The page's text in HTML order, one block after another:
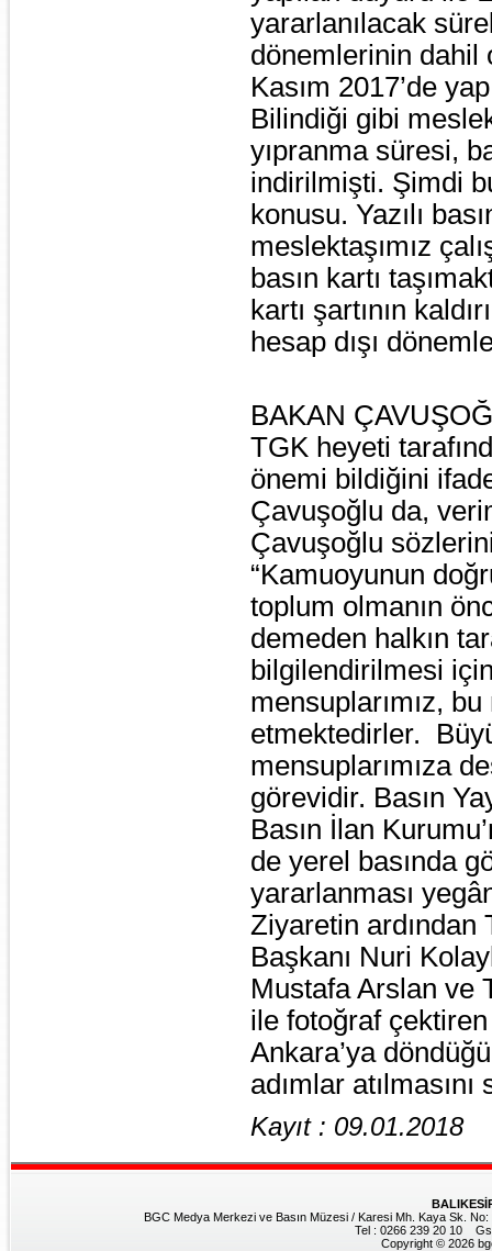
yararlanılacak
dönemlerinin dahil
Kasım 2017’de
Bilindiği gibi
yıpranma süresi,
indirilmişti. Şimdi
konusu. Yazılı
meslektaşımız
basın kartı
kartı şartının
hesap dışı
BAKAN
TGK heyeti
önemi bildiğini
Çavuşoğlu da,
Çavuşoğlu
“Kamuoyunun
toplum olmanın
demeden halkın
bilgilendirilmesi
mensuplarımız,
etmektedirler.
mensuplarımıza
görevidir. Basın
Basın İlan
de yerel basında
yararlanması
Ziyaretin
Başkanı Nuri
Mustafa Arslan ve
ile fotoğraf çektiren
Ankara’ya
adımlar
Kayıt : 09.01.2018
BGC Medya Merkezi ve Basın Müzesi / Karesi Mh. Kaya Sk.
Tel : 0266 239 20 10
Copyright © 2026